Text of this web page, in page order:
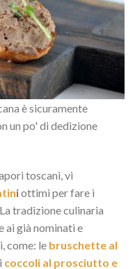
è sicuramente
un po' di dedizione
toscani, vi
iottimi per fare i
tradizione culinaria
ai già nominati e
come: le bruschette al
coccoli al prosciutto e